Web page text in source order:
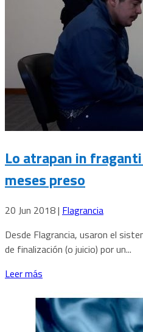
Lo atrapan in fraganti
meses preso
20 Jun 2018| Flagrancia
Desde Flagrancia, usaron el
de finalización (o juicio) por un...
Leer más